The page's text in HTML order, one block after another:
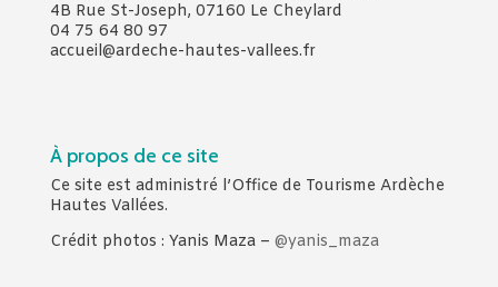
4B Rue St-Joseph, 07160 Le Cheylard
04 75 64 80 97
accueil@ardeche-hautes-vallees.fr
À propos de ce site
Ce site est administré l’Office de Tourisme Ardèche
Hautes Vallées.
Crédit photos : Yanis Maza – @yanis_maza